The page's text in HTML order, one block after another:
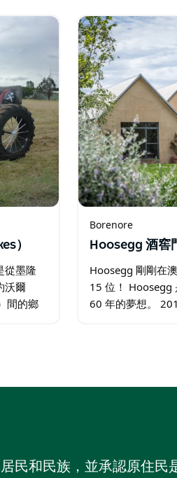
）
從墨隆
沃爾
間的鄉
Borenore
Hoosegg 酒窖
Hoosegg 剛剛在
15 位！ Hoosegg
60 年的夢想。
民和民族，並承認原住民